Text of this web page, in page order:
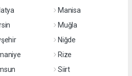
Manisa
Muğla
Niğde
Rize
Siirt